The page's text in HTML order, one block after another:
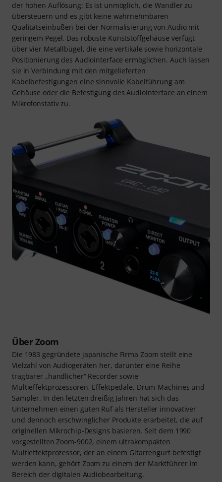
der hohen Auflösung: Es ist unmöglich, die Wandler zu
übersteuern und es gibt keine wahrnehmbaren
Qualitätseinbußen bei der Normalisierung von Audio mit
geringem Pegel. Das robuste Kunststoffgehäuse verfügt
über vier Metallbügel, die eine vertikale sowie horizontale
Positionierung des Audiointerface ermöglichen. Auch lassen
sie in Verbindung mit den mitgelieferten
Kabelbefestigungen eine sinnvolle Kabelführung am
Gehäuse oder die Befestigung des Audiointerface an einem
Mikrofonstativ zu.
Über Zoom
Die 1983 gegründete japanische Firma Zoom stellt eine
Vielzahl von Audiogeräten her, darunter eine Reihe
tragbarer „handlicher“ Recorder sowie
Multieffektprozessoren, Effektpedale, Drum-Machines und
Sampler. In den letzten dreißig Jahren hat sich das
Unternehmen einen guten Ruf als Hersteller innovativer
und dennoch erschwinglicher Produkte erarbeitet, die auf
originellen Mikrochip-Designs basieren. Seit dem 1990
vorgestellten Zoom-9002, einem ultrakompakten
Multieffektprozessor, der an einem Gitarrengurt befestigt
werden kann, gehört Zoom zu einem der Marktführer im
Bereich der digitalen Audiobearbeitung.